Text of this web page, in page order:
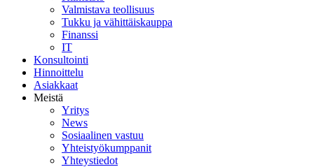
Valmistava teollisuus
Tukku ja vähittäiskauppa
Finanssi
IT
Konsultointi
Hinnoittelu
Asiakkaat
Meistä
Yritys
News
Sosiaalinen vastuu
Yhteistyökumppanit
Yhteystiedot